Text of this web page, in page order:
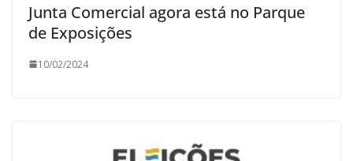
Junta Comercial agora está no Parque
de Exposições
10/02/2024